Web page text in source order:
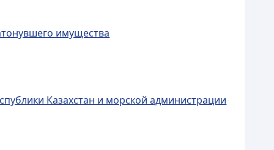
имущества
Казахстан и морской администрации